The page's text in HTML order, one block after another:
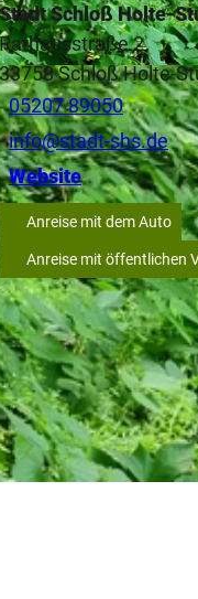
Stadt Schloß Holte-
Rathausstraße 2
33758Schloß Holte-
05207 89050
info@stadt-shs.de
Website
Anreise mit dem Auto
Anreise mit öffentlichen